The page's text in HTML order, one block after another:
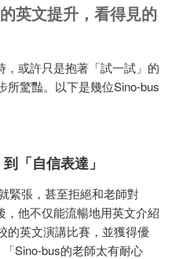
英文提升，看得見的
，或許只是抱著「試一試」的
所驚豔。以下是幾位Sino-bus
「自信表達」
緊張，甚至拒絕和老師對
，他不仅能流暢地用英文介紹
的英文演講比賽，並獲得優
Sino-bus的老師太有耐心